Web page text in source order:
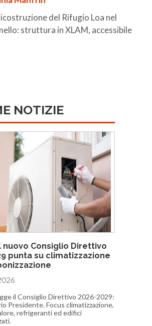
del Rifugio Loa nel
struttura in XLAM, accessibile
NOTIZIE
nuovo Consiglio Direttivo
punta su climatizzazione
il Consiglio Direttivo 2026-2029:
Presidente. Focus climatizzazione,
refrigeranti ed edifici